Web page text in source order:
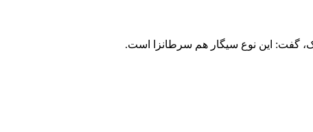
گفت: این نوع سیگار هم سرطانزا است.